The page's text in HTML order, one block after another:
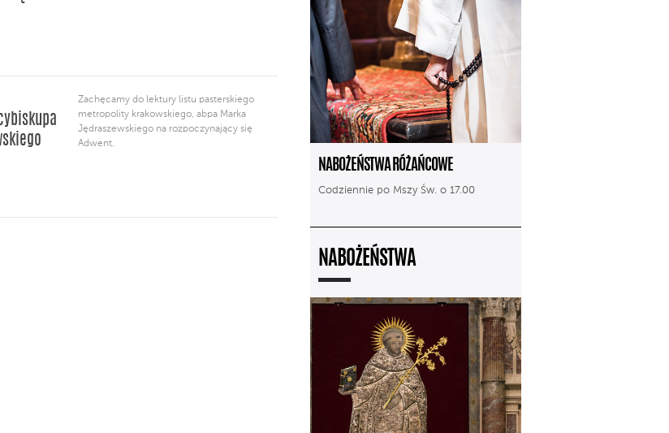
Zachęcamy do lektury listu pasterskiego
metropolity krakowskiego, abpa Marka
Jędraszewskiego na rozpoczynający się
Adwent.
NABOŻEŃSTWA RÓŻAŃCOWE
Codziennie po Mszy Św. o 17.00
NABOŻEŃSTWA